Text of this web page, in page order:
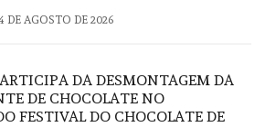
DE AGOSTO DE 2026
DA DESMONTAGEM DA
DE CHOCOLATE NO
FESTIVAL DO CHOCOLATE DE